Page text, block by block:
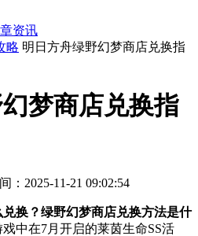
资讯
略 明日方舟绿野幻梦商店兑换指
梦商店兑换指
：2025-11-21 09:02:54
换？绿野幻梦商店兑换方法是什
中在7月开启的莱茵生命SS活